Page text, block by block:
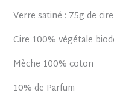
Verre satiné : 75g de
Cire 100% végétale
Mèche 100% coton
10% de Parfum